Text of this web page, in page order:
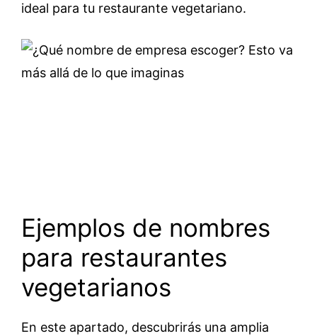
ideal para tu restaurante vegetariano.
Ejemplos de nombres
para restaurantes
vegetarianos
En este apartado, descubrirás una amplia